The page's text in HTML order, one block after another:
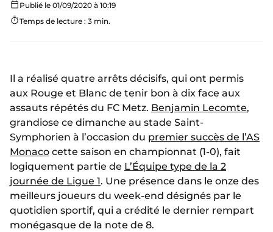
Publié le 01/09/2020 à 10:19
Temps de lecture : 3 min.
Il a réalisé quatre arrêts décisifs, qui ont permis
aux Rouge et Blanc de tenir bon à dix face aux
assauts répétés du FC Metz. Benjamin Lecomte,
grandiose ce dimanche au stade Saint-
Symphorien à l’occasion du premier succès de l’AS
Monaco cette saison en championnat (1-0), fait
logiquement partie de L’Équipe type de la 2
journée de Ligue 1. Une présence dans le onze des
meilleurs joueurs du week-end désignés par le
quotidien sportif, qui a crédité le dernier rempart
monégasque de la note de 8.